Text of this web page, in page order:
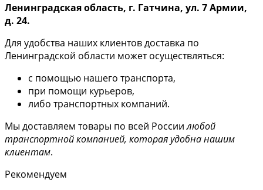
Ленинградская область, г. Гатчина, ул. 7 Армии,
д. 24.
Для удобства наших клиентов доставка по
Ленинградской области может осуществляться:
с помощью нашего транспорта,
при помощи курьеров,
либо транспортных компаний.
Мы доставляем товары по всей Россиилюбой
транспортной компанией, которая удобна нашим
клиентам.
Рекомендуем